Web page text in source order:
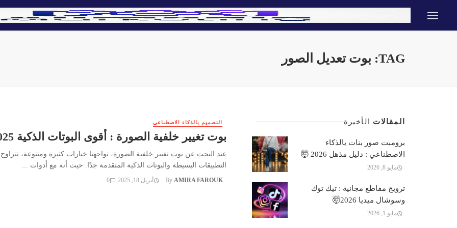
TAG: بوت تعديل الصور
التصميم بالذكاء الاصطناعي
بوت تغيير خلفية الصورة : أقوى البوتات الذكية 2025
عند البحث عن بوت تغيير خلفية الصورة، تواجهنا خيارات كثيرة ومتنوعة،
التطبيقات البسيطة والبوتات الذكية المتقدمة جدًا. حيث أنه مع أدوات ...
By AMIRA FAROUK أبريل 18, 2025 0
المقالات الأخيرة
برومبت صور بنات بالذكاء
الاصطناعي : دليل مذهل 2026 🤯
مايو 8, 2026
ترويج مقاطع مجانية : تيك توك
وسوشال ميديا 2026🤯
مايو 1, 2026